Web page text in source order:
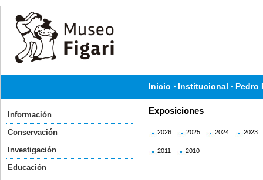
Inicio Institucional Pedro
Información
Conservación
Investigación
Educación
Exposiciones
2026 2025 2024 2023
2011 2010